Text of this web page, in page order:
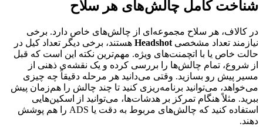
شناخت کامل چالش‌های هر سلاح
در کالاف، هر سلاح مجموعه‌ای از چالش‌های خاص دارد. برخی
نیازمند تعداد مشخصی Headshot هستند، برخی دیگر تعداد کیل در
حالت خاص یا با اتچمنت‌های ویژه. مهم‌ترین نکته این است که قبل
از شروع، تمام چالش‌ها را بررسی کرده و یک نقشه‌ی ذهنی از
مسیر پیش رو بسازید. وقتی می‌دانید هر مرحله دقیقاً چه چیزی
می‌خواهد، می‌توانید برنامه‌ریزی کنید تا چند چالش را هم‌زمان پیش
ببرید. مثلاً هنگام تمرکز بر هدشات‌ها، می‌توانید از اسکین‌هایی
استفاده کنید که چالش‌های مربوط به دقت یا ADS را هم پوشش
دهند.